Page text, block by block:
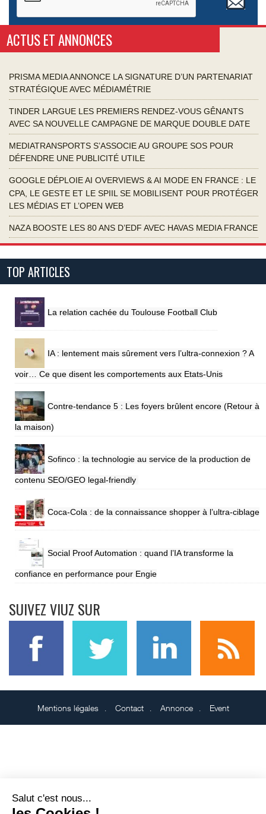
les Cookies !
ACTUS ET ANNONCES
PRISMA MEDIA ANNONCE LA SIGNATURE D’UN PARTENARIAT
STRATÉGIQUE AVEC MÉDIAMÉTRIE
TINDER LARGUE LES PREMIERS RENDEZ-VOUS GÊNANTS
AVEC SA NOUVELLE CAMPAGNE DE MARQUE DOUBLE DATE
MEDIATRANSPORTS S’ASSOCIE AU GROUPE SOS POUR
DÉFENDRE UNE PUBLICITÉ UTILE
GOOGLE DÉPLOIE AI OVERVIEWS & AI MODE EN FRANCE : LE
CPA, LE GESTE ET LE SPIIL SE MOBILISENT POUR PROTÉGER
LES MÉDIAS ET L’OPEN WEB
NAZA BOOSTE LES 80 ANS D’EDF AVEC HAVAS MEDIA FRANCE
TOP ARTICLES
La relation cachée du Toulouse Football Club
IA : lentement mais sûrement vers l’ultra-connexion ? A
voir… Ce que disent les comportements aux Etats-Unis
Contre-tendance 5 : Les foyers brûlent encore (Retour à
la maison)
Sofinco : la technologie au service de la production de
contenu SEO/GEO legal-friendly
Coca-Cola : de la connaissance shopper à l’ultra-ciblage
Social Proof Automation : quand l’IA transforme la
confiance en performance pour Engie
SUIVEZ VIUZ SUR
Mentions légales Contact Annonce Event